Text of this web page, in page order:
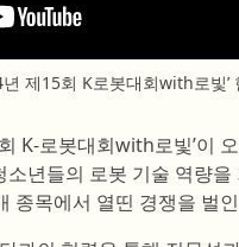
년 제15회 K로봇대회with로빛’
K-로봇대회with로빛’이
년들의 로봇 기술 역량
종목에서 열띤 경쟁을 벌